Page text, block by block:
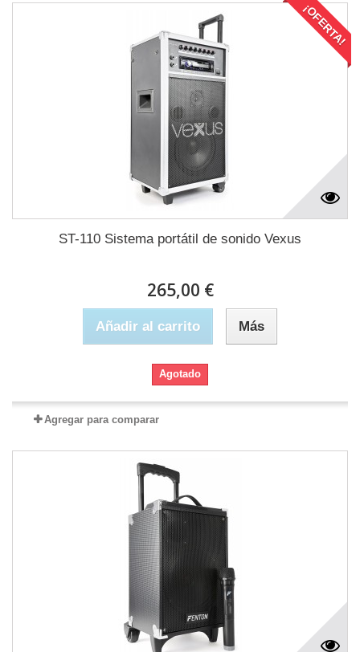
¡OFERTA!
ST-110 Sistema portátil de sonido Vexus
265,00 €
Añadir al carrito Más
Agotado
Agregar para comparar